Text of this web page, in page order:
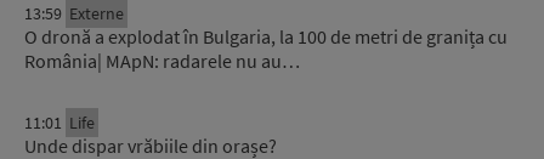
13:59 Externe
O dronă a explodat în Bulgaria, la 100 de metri de granița cu
România| MApN: radarele nu au…
11:01 Life
Unde dispar vrăbiile din orașe?